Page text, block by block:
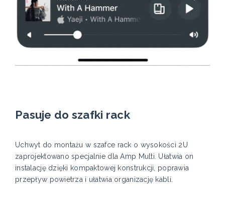
Pasuje do szafki rack
Uchwyt do montażu w szafce rack o wysokości 2U
zaprojektowano specjalnie dla Amp Multi. Ułatwia on
instalację dzięki kompaktowej konstrukcji, poprawia
przepływ powietrza i ułatwia organizację kabli.